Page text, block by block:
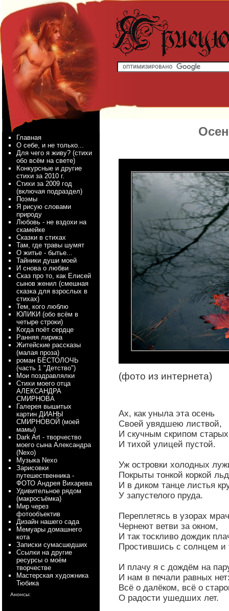
Главная
О себе, и не только...
Для чего я живу? (стихи
обо всём на свете)
Конкурсные и другие
стихи за 2010 г.
Стихи за 2009 год
(включая подраздел)
Поэмы
Я рисую словами
природу
Любовь - не вздохи на
скамейке
Сказки в стихах
Там, где травы шумят
О житье - бытье...
Тайники души моей
И снова о любви
Сказ про то, как Елисей
сынов женил (смешная
сказка для взрослых в
стихах)
Тем, кого люблю
ЮЛИКИ (обо всём в
четыре строки)
Когда поёт сердце
Ранняя лирика
Житейские рассказы
(малая проза)
роман БЕСТОЛОЧЬ
(часть 1 "Детство")
Мои поздравлялки
Стихи моего отца
АЛЕКСАНДРА
СМИРНОВА
Галерея вышитых
картин ДИАНЫ
СМИРНОВОЙ (моей
мамы)
Dark Art - творчество
моего сына Александра
(Nexo)
Myзыка Nexo
Зарисовки
путешественника -
ФОТО Андрея Вихарева
Удивительное рядом
(макросъёмка)
Мир через
фотообъектив
Дизайн нашего сада
Мемуары домашнего
кота
Записки сумасшедших
Ссылки на другие
ресурсы о моём
творчестве
Мастерская художника
Тюбика
Анонсы:
(фото из интернета)
Ах, как уныла эта осень
Своей увядшею листвой,
И скучным скрипом
И тихой улицей пустой.
Уж островки холодных
Покрыты тонкой коркой
И в диком танце листья
У запустелого пруда.
Переплетясь в узорах
Чернеют ветви за окном,
И так тоскливо дождик
Простившись с солнцем и
И плачу я с дождём на
И нам в печали равных
Всё о далёком, всё о
О радости ушедших лет.